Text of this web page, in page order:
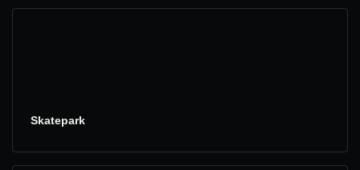
Skatepark